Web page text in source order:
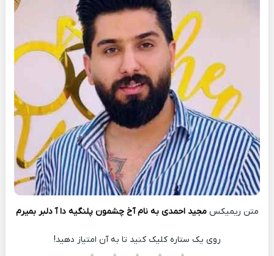
متن ریمیکسمجید احمدی به نام آخ چشمون پلنگیه دا آ دلبر بمیرم
روی یک ستاره کلیک کنید تا به آن امتیاز دهید!